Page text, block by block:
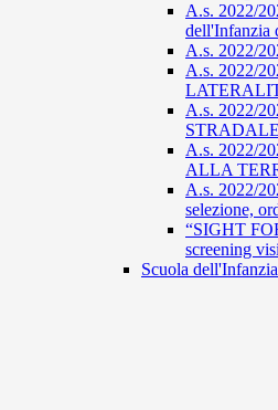
A.s. 2022/
dell'Infanzia
A.s. 2022/
A.s. 2022/
A.s. 2022/
STRADALE
A.s. 2022/
ALLA
A.s. 2022/
selezione,
“SIGHT
screening
Scuola